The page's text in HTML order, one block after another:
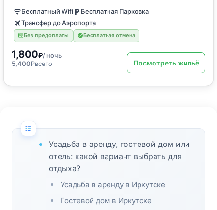
Бесплатный Wifi
Бесплатная Парковка
Трансфер до Аэропорта
Без предоплаты Бесплатная отмена
1,800₽/ ночь
5,400₽всего Посмотреть жильё
Усадьба в аренду, гостевой дом или
отель: какой вариант выбрать для
отдыха?
Усадьба в аренду в Иркутске
Гостевой дом в Иркутске